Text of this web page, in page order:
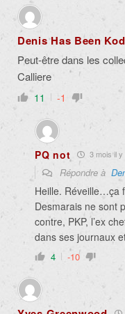
Denis Has Been
Peut-être dans les
Calliere
11 -1
PQ not 3 mois il y
Répondre à
Heille. Réveille…ça
Desmarais ne sont
contre, PKP, l’ex
dans ses journaux
4 -10